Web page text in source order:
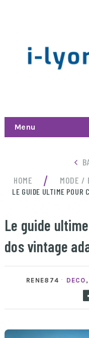
Menu
HOME
/ MODE /
LE GUIDE ULTIME POUR
Le guide
dos vintage
RENE874 DECO ,